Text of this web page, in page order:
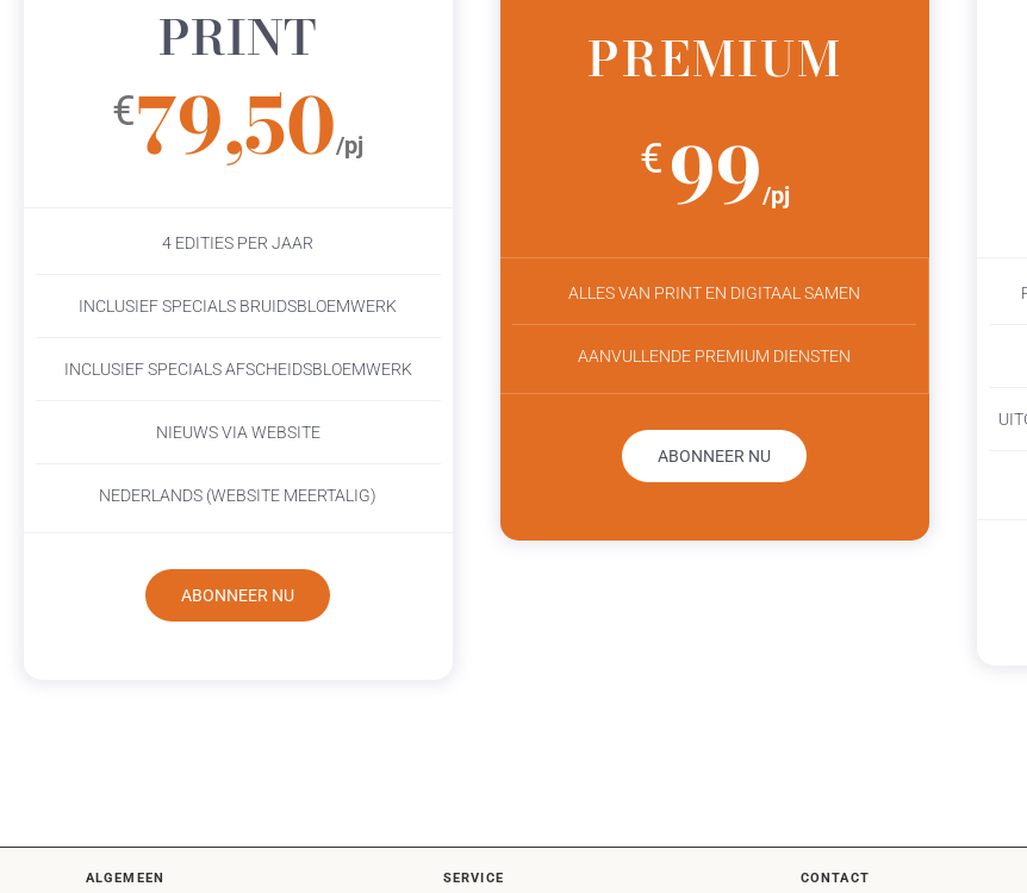
PRINT
€79,50/pj
4 EDITIES PER JAAR
INCLUSIEF SPECIALS BRUIDSBLOEMWERK
INCLUSIEF SPECIALS AFSCHEIDSBLOEMWERK
NIEUWS VIA WEBSITE
NEDERLANDS (WEBSITE MEERTALIG)
ABONNEER NU
PREMIUM
€ 99/pj
ALLES VAN PRINT EN DIGITAAL SAMEN
AANVULLENDE PREMIUM DIENSTEN
ABONNEER NU
ALGEMEEN SERVICE CONTACT